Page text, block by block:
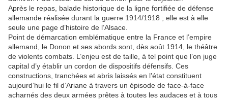
Après le repas, balade historique de la ligne fortifiée de défense
allemande réalisée durant la guerre 1914/1918 ; elle est à elle
seule une page d’histoire de l’Alsace.
Point de démarcation emblématique entre la France et l’empire
allemand, le Donon et ses abords sont, dès août 1914, le théâtre
de violents combats. L’enjeu est de taille, à tel point que l’on juge
capital d’y établir un cordon de dispositifs défensifs. Ces
constructions, tranchées et abris laissés en l’état constituent
aujourd’hui le fil d’Ariane à travers un épisode de face-à-face
acharnés des deux armées prêtes à toutes les audaces et à tous